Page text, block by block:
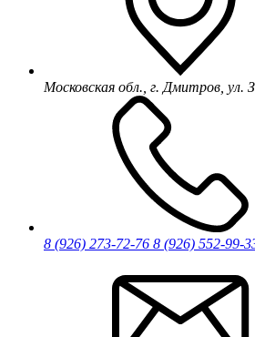
Московская обл., г. Дмитров, ул.
8 (926) 273-72-76 8 (926) 552-99-